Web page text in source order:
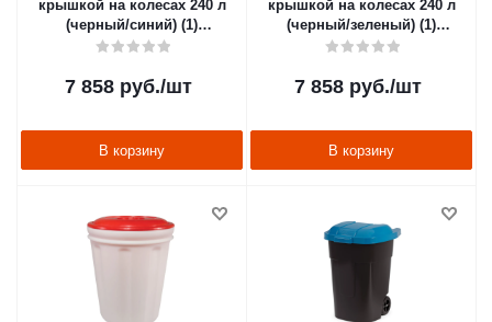
крышкой на колесах 240 л
(черный/синий) (1)
"Альтернатива" м5938
7 858руб./шт
В корзину
крышкой на колесах 240 л
(черный/зеленый) (1)
"Альтернатива" м5937
7 858руб./шт
В корзину